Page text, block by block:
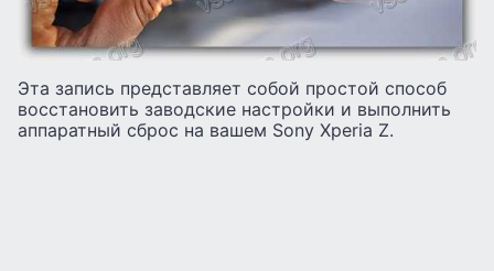
Эта запись представляет собой простой способ
восстановить заводские настройки и выполнить
аппаратный сброс на вашем Sony Xperia Z.